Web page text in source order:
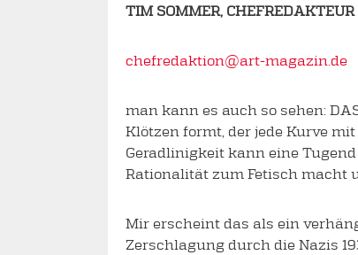
TIM SOMMER, CHEFREDAKTEUR
chefredaktion@art-magazin.de
man kann es auch so sehen:
Klötzen formt, der jede Kurve
Geradlinigkeit kann eine
Rationalität zum Fetisch macht
Mir erscheint das als ein
Zerschlagung durch die Nazis